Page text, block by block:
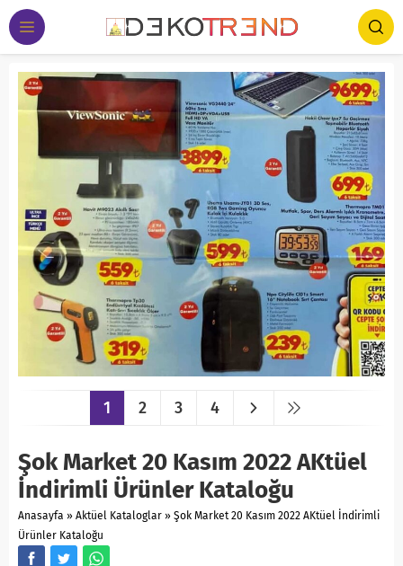
1 2 3 4
Şok Market 20 Kasım 2022 AKtüel
İndirimli Ürünler Kataloğu
Anasayfa » Aktüel Kataloglar » Şok Market 20 Kasım 2022 AKtüel İndirimli
Ürünler Kataloğu